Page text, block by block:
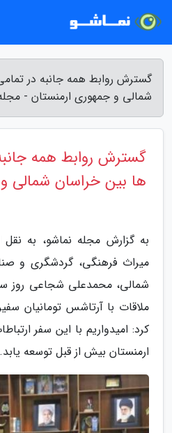
گسترش روابط همه جانبه در
شمالی و جمهوری ارمنستان -
گسترش روابط همه
ها بین خراسان شمالی
به گزارش مجله نماشو، به نقل
میراث فرهنگی، گردشگری و
ملاقات با آرتاشس تومانیان
کرد: امیدواریم با این سفر
ارمنستان بیش از قبل توسعه یابد.